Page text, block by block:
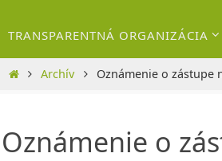
TRANSPARENTNÁ ORGANIZÁCIA
HomeArchív Oznámenie o zástupe
Oznámenie o